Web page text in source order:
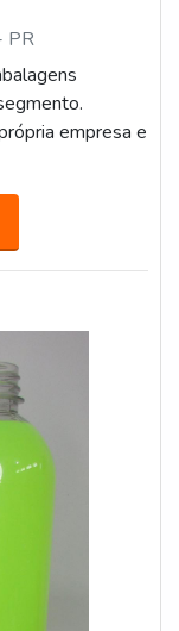
PR
empresa e
DE
alguém
empresa
É